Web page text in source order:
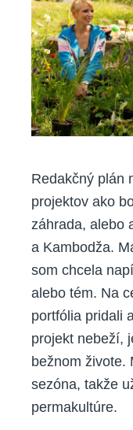
Redakčný plán
projektov ako
záhrada, alebo
a Kambodža.
som chcela
alebo tém. Na
portfólia pridali
projekt nebeží,
bežnom živote.
sezóna, takže
permakultúre.